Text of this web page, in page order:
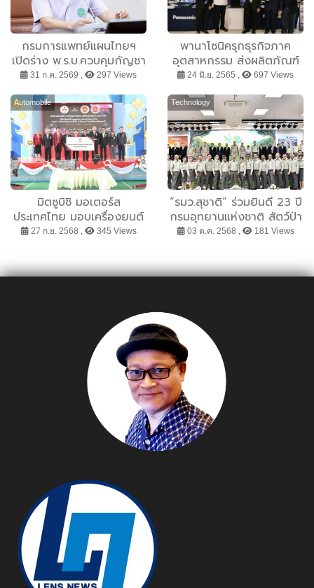
กรมการแพทย์แผนไทยฯ
เปิดร่าง พ.ร.บ.ควบคุมกัญชา
วาง 6 มาตรการเข้ม ย้ำใช้
เพื่อการแพทย์และสุขภาพ
คุ้มครองเด็ก-เยาวชน ยก
ระดับการกำกับดูแลทั้งระบบ
31 ก.ค. 2569 , 297 Views
พานาโซนิครุกธุรกิจภาค
อุตสาหกรรม ส่งผลิตภัณฑ์
โซลูชั่นส์เข้าร่วมงาน TISS
2022
24 มิ.ย. 2565 , 697 Views
Automobile
มิตซูบิชิ มอเตอร์ส
ประเทศไทย มอบเครื่องยนต์
และระบบส่งกำลัง ให้แก่
ทักษะเชิงช่างยนต์ หนุน
27 ก.ย. 2568 , 345 Views
Technology
“รมว.สุชาติ” ร่วมยินดี 23 ปี
กรมอุทยานแห่งชาติ สัตว์ป่า
และพันธุ์พืช มุ่งเน้นการ
ที่ชัดเจน เพื่อผลงานที่จับ
03 ต.ค. 2568 , 181 Views